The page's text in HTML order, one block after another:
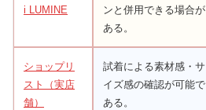
i LUMINE
ンと併用できる場合が
ある。
ショップリ
スト（実店
舗）
試着による素材感・サ
イズ感の確認が可能で
ある。